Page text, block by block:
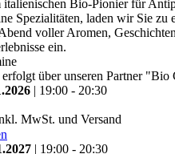
italienischen Bio-Pionier für
Spezialitäten, laden wir Sie zu
voller Aromen,
ein.
über unseren Partner "Bio
| 19:00 - 20:30
MwSt. und Versand
| 19:00 - 20:30